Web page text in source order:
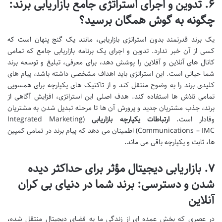
۶. تدوین و اجرای استراتژی جامع بازاریابی برند:
چگونه به گوش همگان برسید؟
یک برند قدرتمند بدون استراتژی بازاریابی، مانند یک گنج پنهان است که
کسی از آن خبر ندارد. تدوین و اجرای یک برنامه بازاریابی جامع که تمامی
کانال های آنلاین و آفلاین را پوشش دهد، برای معرفی، تبلیغ و توسعه برند
شما حیاتی است. این استراتژی باید اهداف مشخصی داشته باشد، پیام های
کلیدی برند را به وضوح منتقل کند و از تاکتیک های یکپارچه برای همسویی
تمامی تلاش ها استفاده کند. هدف اصلی این استراتژی، افزایش آگاهی از
برند، جذب مشتریان جدید و پرورش آن ها تا مرحله تبدیل شدن به مشتریان
وفادار است.ارتباطات یکپارچه بازاریابی
(Integrated Marketing
Communications – IMC) اطمینان می دهد که پیام برند در تمامی کمپین
ها، ثابت و یکپارچه باقی می ماند.
۷. بازاریابی دیجیتال مؤثر برای حداکثر دیده
شدن و دسترسی: برند شما در دنیای بی کران
آنلاین
در عصری که بخش عمده ای از زندگی ما به فضای دیجیتال منتقل شده،